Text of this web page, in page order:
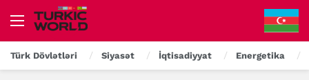
Türk Dövlətləri Siyasət İqtisadiyyat Energetika